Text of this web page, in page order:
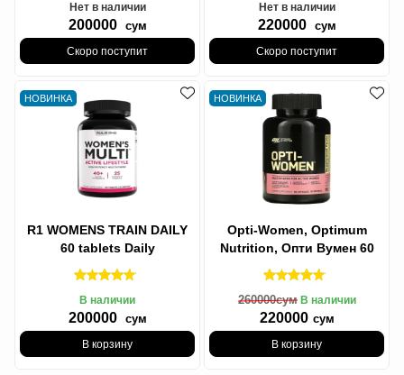
Нет в наличии
200000 сум
Скоро поступит
Нет в наличии
220000 сум
Скоро поступит
НОВИНКА
R1 WOMENS TRAIN DAILY
60 tablets Daily
Multivitamin, ЖЕНСКИЙ R1
ЕЖЕДНЕВНО
В наличии
200000 сум
В корзину
НОВИНКА
Opti-Women, Optimum
Nutrition, Опти Вумен 60
капсул (Европейский)
260000сум В наличии
220000 сум
В корзину